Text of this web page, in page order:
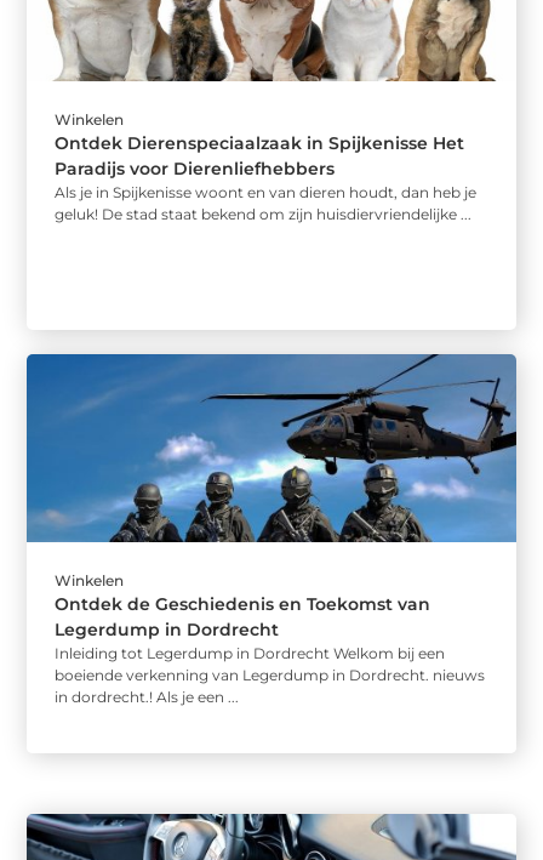
Winkelen
Ontdek Dierenspeciaalzaak in Spijkenisse Het
Paradijs voor Dierenliefhebbers
Als je in Spijkenisse woont en van dieren houdt, dan heb je
geluk! De stad staat bekend om zijn huisdiervriendelijke ...
Winkelen
Ontdek de Geschiedenis en Toekomst van
Legerdump in Dordrecht
Inleiding tot Legerdump in Dordrecht Welkom bij een
boeiende verkenning van Legerdump in Dordrecht. nieuws
in dordrecht.! Als je een ...